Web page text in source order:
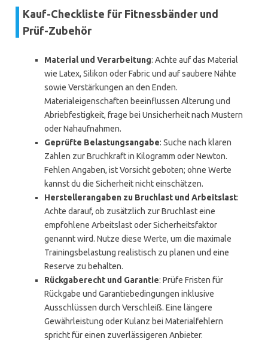
Kauf-Checkliste für Fitnessbänder und
Prüf-Zubehör
Material und Verarbeitung: Achte auf das Material
wie Latex, Silikon oder Fabric und auf saubere Nähte
sowie Verstärkungen an den Enden.
Materialeigenschaften beeinflussen Alterung und
Abriebfestigkeit, frage bei Unsicherheit nach Mustern
oder Nahaufnahmen.
Geprüfte Belastungsangabe: Suche nach klaren
Zahlen zur Bruchkraft in Kilogramm oder Newton.
Fehlen Angaben, ist Vorsicht geboten; ohne Werte
kannst du die Sicherheit nicht einschätzen.
Herstellerangaben zu Bruchlast und Arbeitslast:
Achte darauf, ob zusätzlich zur Bruchlast eine
empfohlene Arbeitslast oder Sicherheitsfaktor
genannt wird. Nutze diese Werte, um die maximale
Trainingsbelastung realistisch zu planen und eine
Reserve zu behalten.
Rückgaberecht und Garantie: Prüfe Fristen für
Rückgabe und Garantiebedingungen inklusive
Ausschlüssen durch Verschleiß. Eine längere
Gewährleistung oder Kulanz bei Materialfehlern
spricht für einen zuverlässigeren Anbieter.